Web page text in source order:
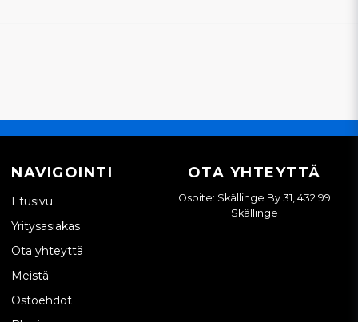
NAVIGOINTI
Etusivu
Yritysasiakas
Ota yhteyttä
Meistä
Ostoehdot
OTA YHTEYTTÄ
Osoite: Skällinge By 31, 432 99
Skällinge